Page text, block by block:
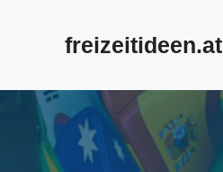
freizeitideen.at